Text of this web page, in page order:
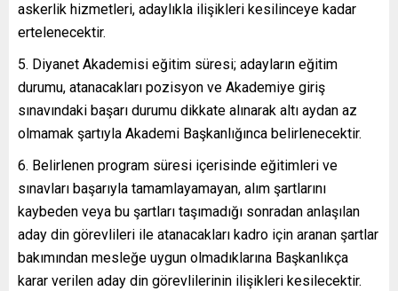
askerlik hizmetleri, adaylıkla ilişikleri kesilinceye kadar
ertelenecektir.
5. Diyanet Akademisi eğitim süresi; adayların eğitim
durumu, atanacakları pozisyon ve Akademiye giriş
sınavındaki başarı durumu dikkate alınarak altı aydan az
olmamak şartıyla Akademi Başkanlığınca belirlenecektir.
6. Belirlenen program süresi içerisinde eğitimleri ve
sınavları başarıyla tamamlayamayan, alım şartlarını
kaybeden veya bu şartları taşımadığı sonradan anlaşılan
aday din görevlileri ile atanacakları kadro için aranan şartlar
bakımından mesleğe uygun olmadıklarına Başkanlıkça
karar verilen aday din görevlilerinin ilişikleri kesilecektir.